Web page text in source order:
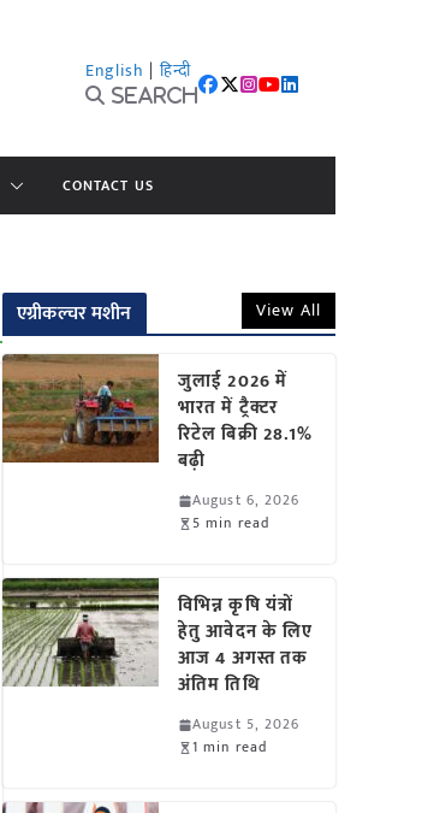
English | हिन्दी
Search
CONTACT US
एग्रीकल्चर मशीन View All
जुलाई 2026 में
भारत में ट्रैक्टर
रिटेल बिक्री 28.1%
बढ़ी
August 6, 2026
5 min read
विभिन्न कृषि यंत्रों
हेतु आवेदन के लिए
आज 4 अगस्त तक
अंतिम तिथि
August 5, 2026
1 min read